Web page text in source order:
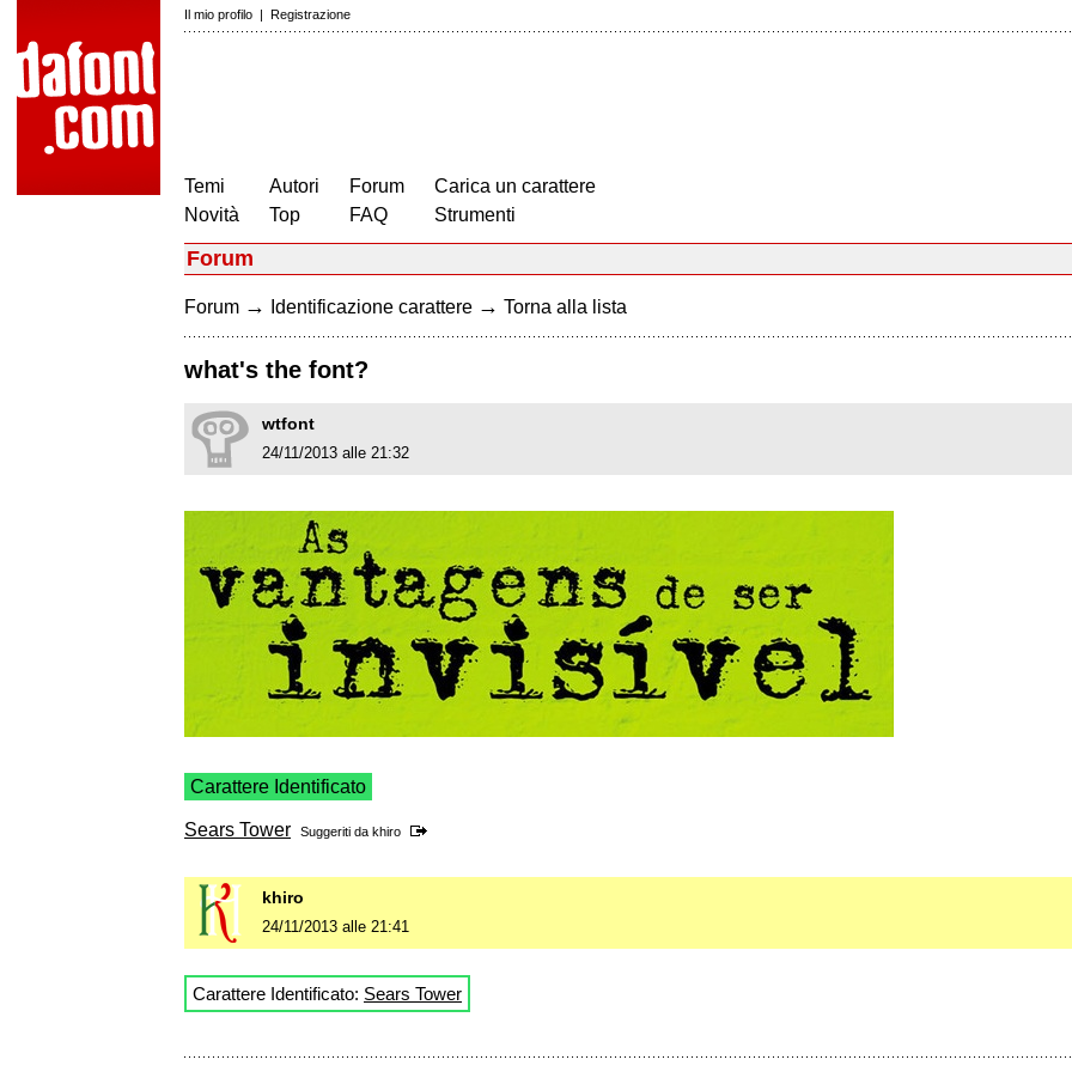
Il mio profilo | Registrazione
Temi
Novità
Autori
Top
Forum
FAQ
Carica un carattere
Strumenti
Forum
Forum → Identificazione carattere → Torna alla lista
what's the font?
wtfont
24/11/2013 alle 21:32
Carattere Identificato
Sears Tower Suggeriti da khiro
khiro
24/11/2013 alle 21:41
Carattere Identificato: Sears Tower